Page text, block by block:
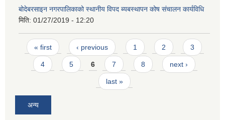
बोदेबरसाइन नगरपालिकाको स्थानीय विपद ब्यबस्थापन कोष संचालन कार्यविधि
मिति: 01/27/2019 - 12:20
Pages
« first ‹ previous 1 2 3
4 5 6 7 8 next ›
last »
अन्य